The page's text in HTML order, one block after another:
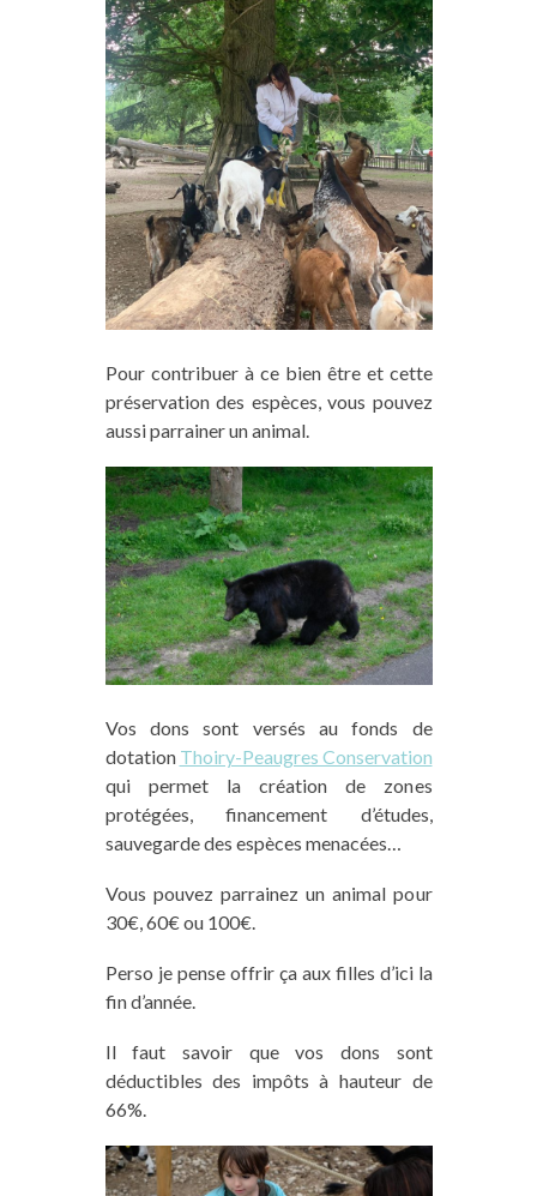
Pour contribuer à ce bien être et cette
préservation des espèces, vous pouvez
aussi parrainer un animal.
Vos dons sont versés au fonds de
dotation Thoiry-Peaugres Conservation
qui permet la création de zones
protégées, financement d’études,
sauvegarde des espèces menacées…
Vous pouvez parrainez un animal pour
30€, 60€ ou 100€.
Perso je pense offrir ça aux filles d’ici la
fin d’année.
Il faut savoir que vos dons sont
déductibles des impôts à hauteur de
66%.